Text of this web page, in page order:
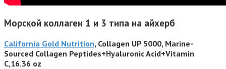
Морской коллаген 1 и 3 типа на айхерб
California Gold Nutrition, Collagen UP 5000, Marine-
Sourced Collagen Peptides+Hyaluronic Acid+Vitamin
C,16.36 oz